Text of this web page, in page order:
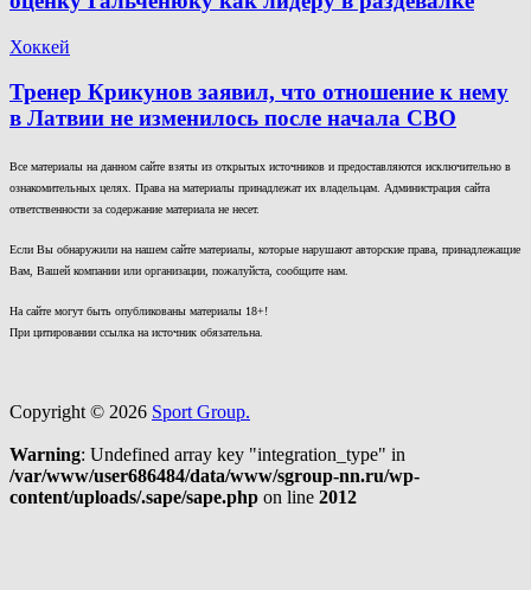
Хоккей
Тренер Крикунов заявил, что отношение к нему
в Латвии не изменилось после начала СВО
Все материалы на данном сайте взяты из открытых источников и предоставляются исключительно в
ознакомительных целях. Права на материалы принадлежат их владельцам. Администрация сайта
ответственности за содержание материала не несет.
Если Вы обнаружили на нашем сайте материалы, которые нарушают авторские права, принадлежащие
Вам, Вашей компании или организации, пожалуйста, сообщите нам.
На сайте могут быть опубликованы материалы 18+!
При цитировании ссылка на источник обязательна.
Copyright © 2026 Sport Group.
Warning: Undefined array key "integration_type" in
/var/www/user686484/data/www/sgroup-nn.ru/wp-
content/uploads/.sape/sape.php on line 2012